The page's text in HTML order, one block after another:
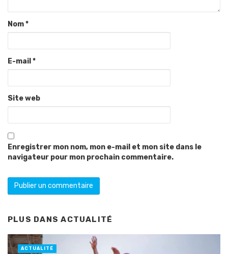
Nom*
E-mail *
Site web
Enregistrer mon nom, mon e-mail et mon site dans le
navigateur pour mon prochain commentaire.
PLUS DANSACTUALITÉ
ACTUALITÉ